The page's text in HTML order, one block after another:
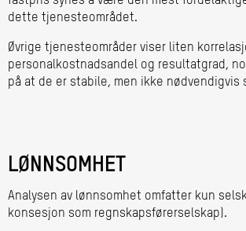
dette tjenesteområdet.
Øvrige tjenesteområder viser liten
personalkostnadsandel og resultatgrad,
på at de er stabile, men ikke nødvendigvis
LØNNSOMHET
Analysen av lønnsomhet omfatter kun
konsesjon som regnskapsførerselskap).